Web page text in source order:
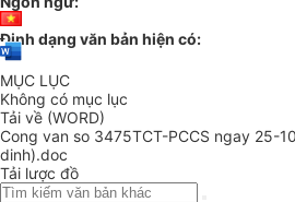
Định dạng văn bản hiện có:
MỤC LỤC
Không có mục lục
Tải về (WORD)
Cong van so 3475TCT-PCCS ngay 25-
dinh).doc
Tải lược đồ